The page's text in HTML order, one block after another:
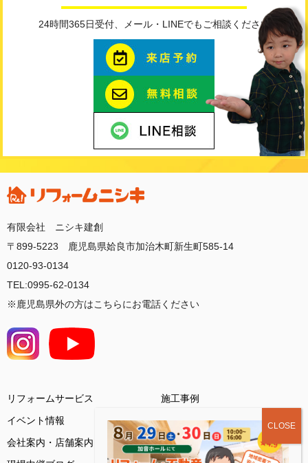
24時間365日受付、メール・LINEでもご相談ください
有限会社 ニシキ建創
〒899-5223 鹿児島県姶良市加治木町新生町585-14
0120-93-0134
TEL:0995-62-0134
※鹿児島県外の方はこちらにお電話ください
リフォームサービス
施工事例
イベント情報
会社案内・店舗案内
お客様の声